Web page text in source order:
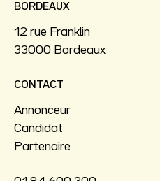
BORDEAUX
12 rue Franklin
33000 Bordeaux
CONTACT
Annonceur
Candidat
Partenaire